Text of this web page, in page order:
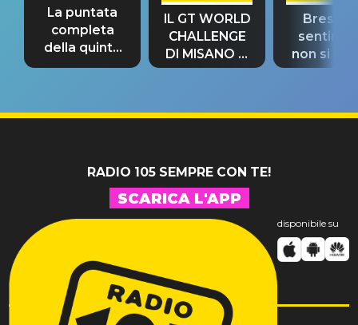
La puntata
completa
della quinta
tappa
IL GT WORLD
CHALLENGE
DI MISANO si
riconferma
Bresh:
non si
fino alla
RADIO 105 SEMPRE CON TE!
SCARICA L'APP
disponibile su